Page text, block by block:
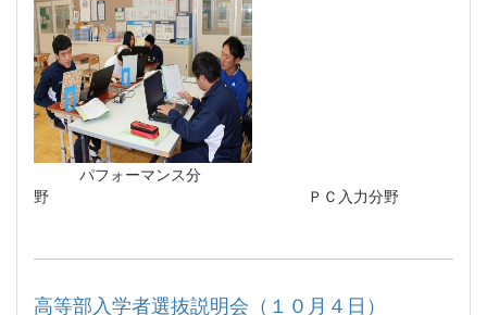
パフォーマンス分
野 ＰＣ入力分野
高等部入学者選抜説明会（１０月４日）